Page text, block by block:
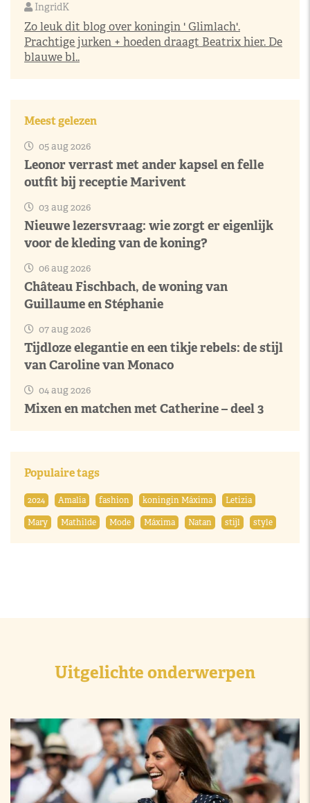
IngridK
Zo leuk dit blog over koningin ' Glimlach'.
Prachtige jurken + hoeden draagt Beatrix hier. De
blauwe bl..
Meest gelezen
05 aug 2026
Leonor verrast met ander kapsel en felle
outfit bij receptie Marivent
03 aug 2026
Nieuwe lezersvraag: wie zorgt er eigenlijk
voor de kleding van de koning?
06 aug 2026
Château Fischbach, de woning van
Guillaume en Stéphanie
07 aug 2026
Tijdloze elegantie en een tikje rebels: de stijl
van Caroline van Monaco
04 aug 2026
Mixen en matchen met Catherine – deel 3
Populaire tags
2024 Amalia fashion koningin Máxima
Letizia
Mary
Mathilde Mode Máxima Natan stijl style
Uitgelichte onderwerpen